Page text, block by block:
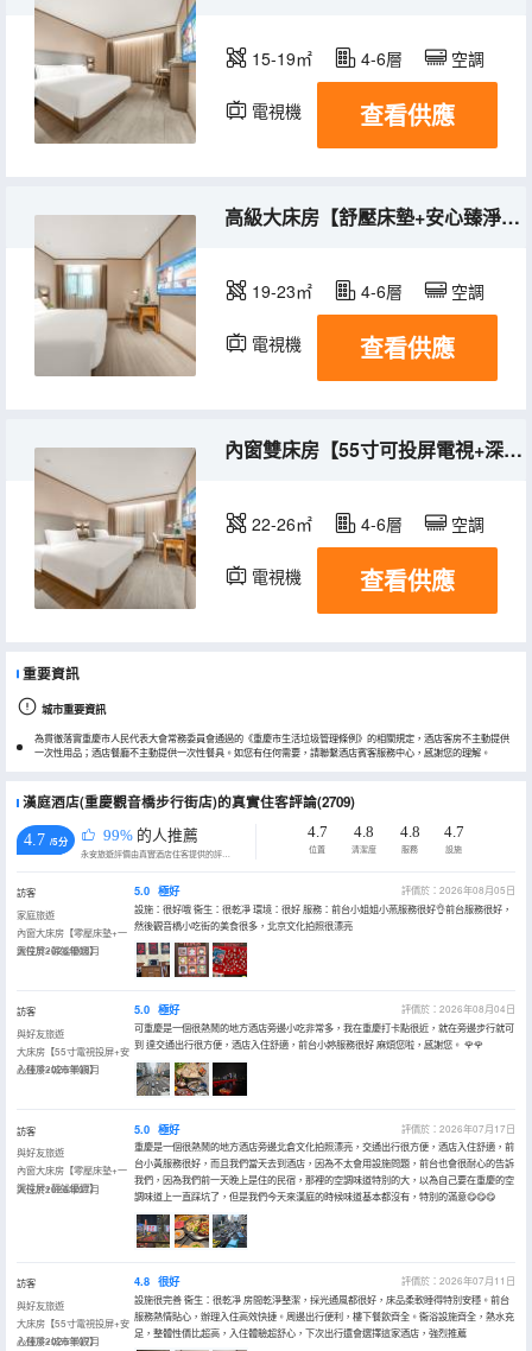
15-19㎡ 4-6層 空調
電視機 查看供應
高級大床房【舒壓床墊+安心臻淨+一鍵投屏+城市景觀】
19-23㎡ 4-6層 空調
電視機 查看供應
內窗雙床房【55寸可投屏電視+深度睡眠+乾濕分離】
22-26㎡ 4-6層 空調
電視機 查看供應
重要資訊
城市重要資訊
為貫徹落實重慶市人民代表大會常務委員會通過的《重慶市生活垃圾管理條例》的相關規定，酒店客房不主動提供
一次性用品；酒店餐廳不主動提供一次性餐具。如您有任何需要，請聯繫酒店賓客服務中心，感謝您的理解。
漢庭酒店(重慶觀音橋步行街店)的真實住客評論(2709)
4.7 /5分 99% 的人推薦
永安旅遊評價由真實酒店住客提供的評價。
4.7
位置
4.8
清潔度
4.8
服務
4.7
設施
訪客
家庭旅遊
內窗大床房【零壓床墊+一
鍵投屏+靜謐優選】
入住於2026年08月
5.0 極好
評價於：2026年08月05日
設施：很好哦 衞生：很乾凈 環境：很好 服務：前台小姐姐小燕服務很好👌前台服務很好，
然後觀音橋小吃街的美食很多，北京文化拍照很漂亮
訪客
與好友旅遊
大床房【55寸電視投屏+安
心臻凈+城市景觀】
入住於2026年08月
5.0 極好
評價於：2026年08月04日
可重慶是一個很熱鬧的地方酒店旁邊小吃非常多，我在重慶打卡點很近，就在旁邊步行就可
到 達交通出行很方便，酒店入住舒適，前台小婷服務很好 麻煩您啦，感謝您。 🌹🌹
訪客
與好友旅遊
內窗大床房【零壓床墊+一
鍵投屏+靜謐優選】
入住於2026年07月
5.0 極好
評價於：2026年07月17日
重慶是一個很熱鬧的地方酒店旁邊北倉文化拍照漂亮，交通出行很方便，酒店入住舒適，前
台小黃服務很好，而且我們當天去到酒店，因為不太會用設施問題，前台也會很耐心的告訴
我們，因為我們前一天晚上是住的民宿，那裡的空調味道特別的大，以為自己要在重慶的空
調味道上一直踩坑了，但是我們今天來漢庭的時候味道基本都沒有，特別的滿意😋😋😋
訪客
與好友旅遊
大床房【55寸電視投屏+安
心臻凈+城市景觀】
入住於2026年07月
4.8 很好
評價於：2026年07月11日
設施很完善 衞生：很乾凈 房間乾淨整潔，採光通風都很好，床品柔軟睡得特別安穩。前台
服務熱情貼心，辦理入住高效快捷。周邊出行便利，樓下餐飲齊全。衞浴設施齊全，熱水充
足，整體性價比超高，入住體驗超舒心，下次出行還會選擇這家酒店，強烈推薦